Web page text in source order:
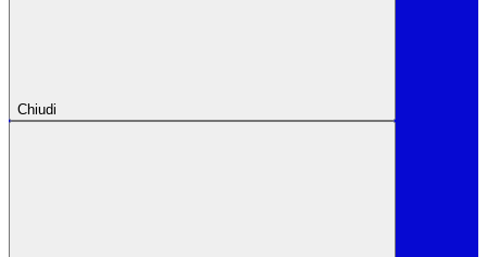
Chiudi